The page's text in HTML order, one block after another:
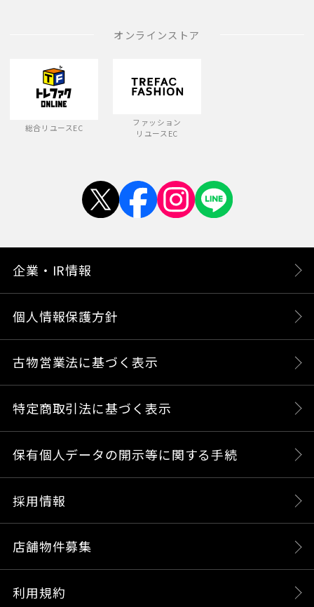
オンラインストア
総合リユースEC
ファッション
リユースEC
企業・IR情報
個人情報保護方針
古物営業法に基づく表示
特定商取引法に基づく表示
保有個人データの開示等に関する手続
採用情報
店舗物件募集
利用規約